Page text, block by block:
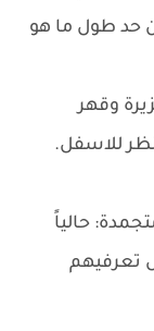
حد طول ما هو
وقهر
للاسفل.
حالياً
تعرفيهم